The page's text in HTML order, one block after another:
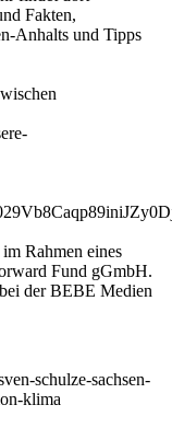
Fakten,
Anhalts und Tipps
Rahmen eines
Fund gGmbH.
der BEBE Medien
schulze-sachsen-
klima